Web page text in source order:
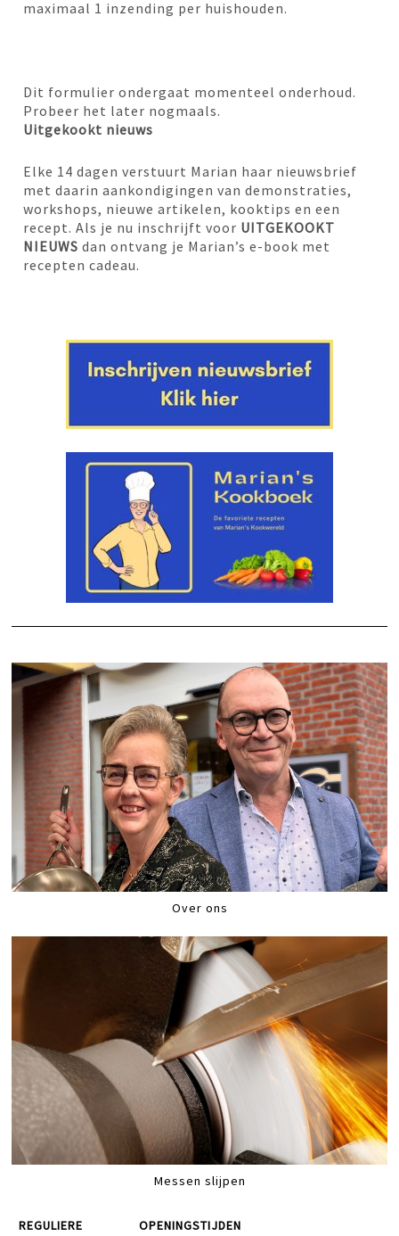
maximaal 1 inzending per huishouden.
Dit formulier ondergaat momenteel onderhoud.
Probeer het later nogmaals.
Uitgekookt nieuws
Elke 14 dagen verstuurt Marian haar nieuwsbrief
met daarin aankondigingen van demonstraties,
workshops, nieuwe artikelen, kooktips en een
recept. Als je nu inschrijft voor UITGEKOOKT
NIEUWSdan ontvang je Marian’s e-book met
recepten cadeau.
Over ons
Messen slijpen
REGULIERE OPENINGSTIJDEN